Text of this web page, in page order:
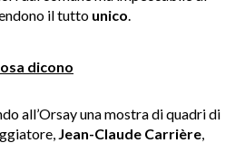
il tutto unico
dicono
all’Orsay una mostra di quadri di
Jean-Claude Carrière,